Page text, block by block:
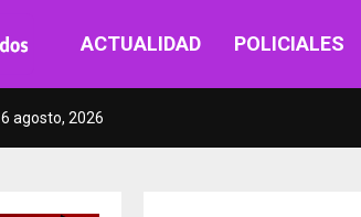
ACTUALIDAD POLICIALES
6 agosto, 2026